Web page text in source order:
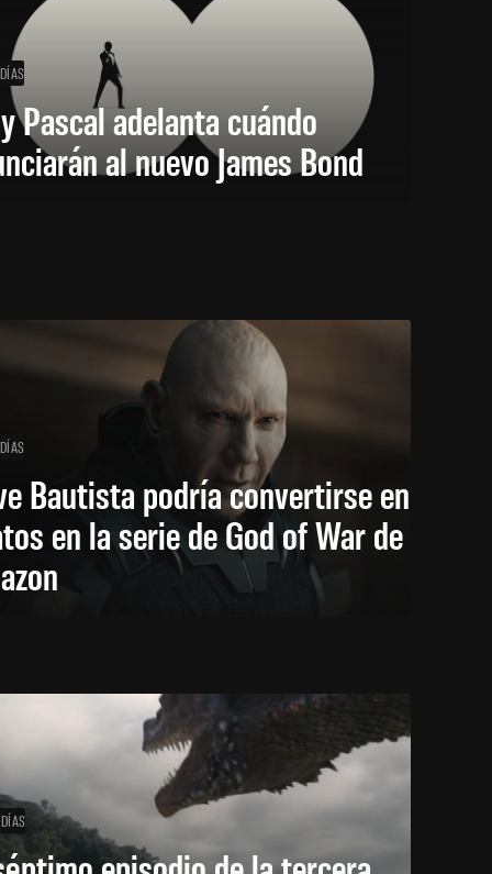
Pascal adelanta cuándo
al nuevo James Bond
Bautista podría convertirse en
en la serie de God of War de